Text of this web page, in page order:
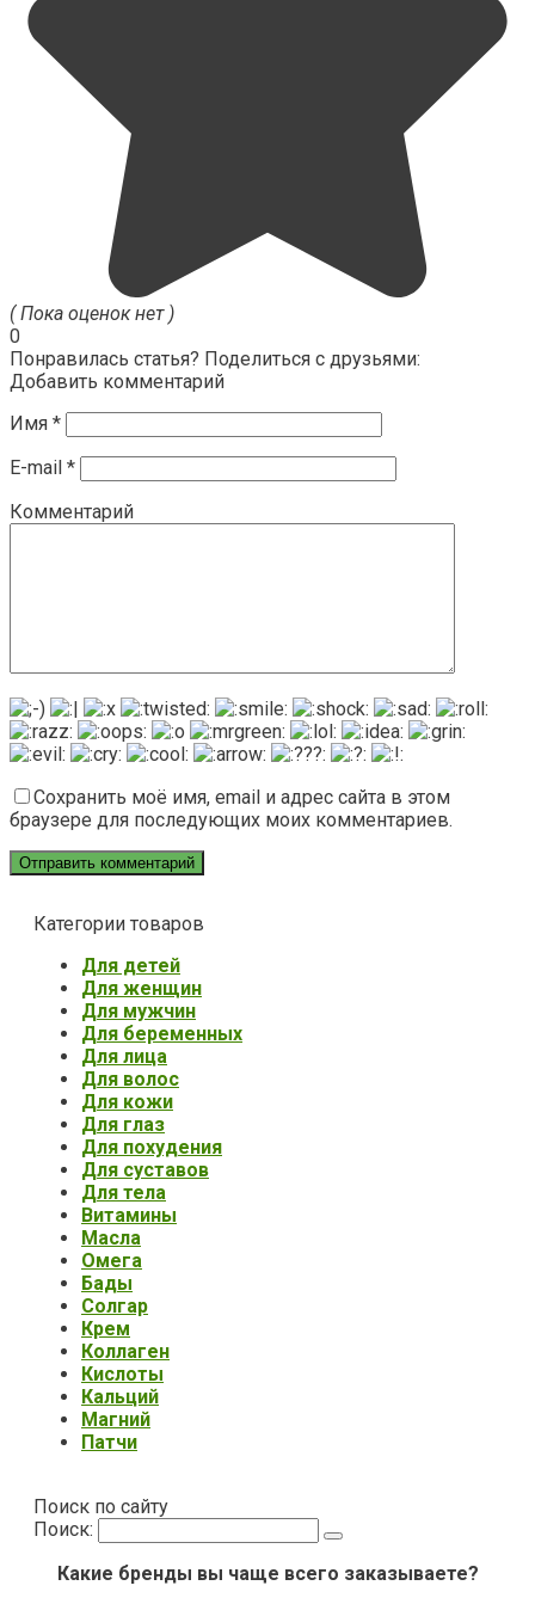
( Пока оценок нет )
0
Понравилась статья? Поделиться с друзьями:
Добавить комментарий
Имя *
E-mail *
Комментарий
Сохранить моё имя, email и адрес сайта в этом
браузере для последующих моих комментариев.
Категории товаров
Для детей
Для женщин
Для мужчин
Для беременных
Для лица
Для волос
Для кожи
Для глаз
Для похудения
Для суставов
Для тела
Витамины
Масла
Омега
Бады
Солгар
Крем
Коллаген
Кислоты
Кальций
Магний
Патчи
Поиск по сайту
Поиск:
Какие бренды вы чаще всего заказываете?